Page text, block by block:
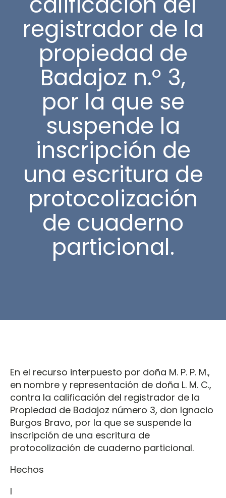
registrador de la
propiedad de
Badajoz n.º 3,
por la que se
suspende la
inscripción de
una escritura de
protocolización
de cuaderno
particional.
En el recurso interpuesto por doña M. P. P. M.,
en nombre y representación de doña L. M. C.,
contra la calificación del registrador de la
Propiedad de Badajoz número 3, don Ignacio
Burgos Bravo, por la que se suspende la
inscripción de una escritura de
protocolización de cuaderno particional.
Hechos
I